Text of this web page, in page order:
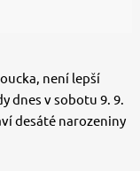
není lepší
dnes v sobotu 9. 9.
desáté narozeniny